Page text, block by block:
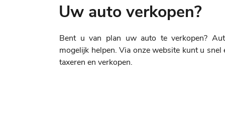
Uw auto verkopen?
Bent u van plan uw auto te verkopen?
mogelijk helpen. Via onze website kunt u
taxeren en verkopen.